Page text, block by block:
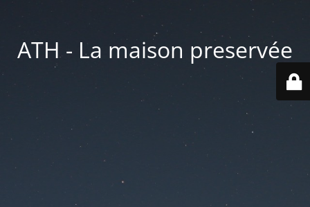
ATH - La maison preservée